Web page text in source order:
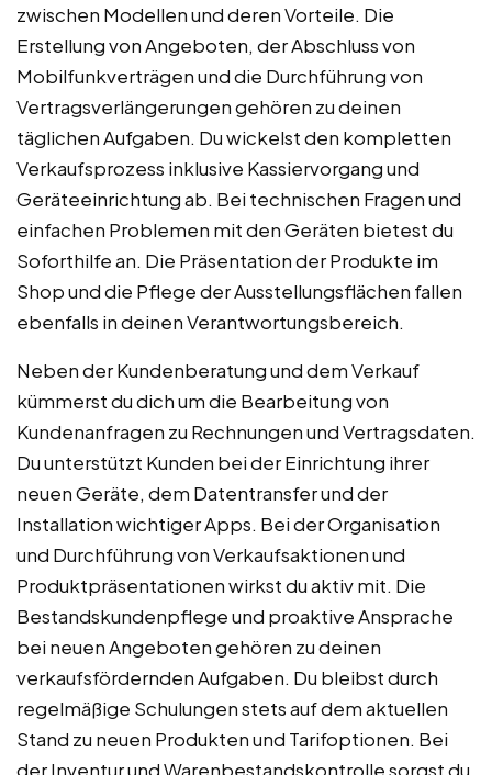
zwischen Modellen und deren Vorteile. Die
Erstellung von Angeboten, der Abschluss von
Mobilfunkverträgen und die Durchführung von
Vertragsverlängerungen gehören zu deinen
täglichen Aufgaben. Du wickelst den kompletten
Verkaufsprozess inklusive Kassiervorgang und
Geräteeinrichtung ab. Bei technischen Fragen und
einfachen Problemen mit den Geräten bietest du
Soforthilfe an. Die Präsentation der Produkte im
Shop und die Pflege der Ausstellungsflächen fallen
ebenfalls in deinen Verantwortungsbereich.
Neben der Kundenberatung und dem Verkauf
kümmerst du dich um die Bearbeitung von
Kundenanfragen zu Rechnungen und Vertragsdaten.
Du unterstützt Kunden bei der Einrichtung ihrer
neuen Geräte, dem Datentransfer und der
Installation wichtiger Apps. Bei der Organisation
und Durchführung von Verkaufsaktionen und
Produktpräsentationen wirkst du aktiv mit. Die
Bestandskundenpflege und proaktive Ansprache
bei neuen Angeboten gehören zu deinen
verkaufsfördernden Aufgaben. Du bleibst durch
regelmäßige Schulungen stets auf dem aktuellen
Stand zu neuen Produkten und Tarifoptionen. Bei
der Inventur und Warenbestandskontrolle sorgst du